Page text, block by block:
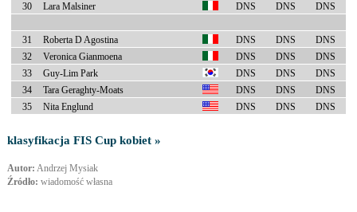
30
Lara Malsiner DNS DNS DNS
31 Roberta D Agostina DNS DNS
DNS
32
Veronica Gianmoena DNS DNS
DNS
33
Guy-Lim Park DNS DNS
DNS
34
Tara Geraghty-Moats DNS DNS
DNS
35
Nita Englund DNS DNS DNS
klasyfikacja FIS Cup kobiet »
Autor: Andrzej Mysiak
Źródło: wiadomość własna